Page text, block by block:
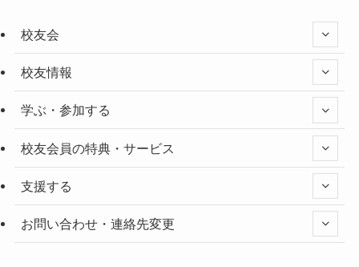
校友会
校友情報
学ぶ・参加する
校友会員の特典・サービス
支援する
お問い合わせ・連絡先変更